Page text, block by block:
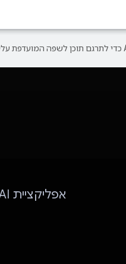
אפליקציית AI שמתמחה בניהול פסולת ובסביבה.